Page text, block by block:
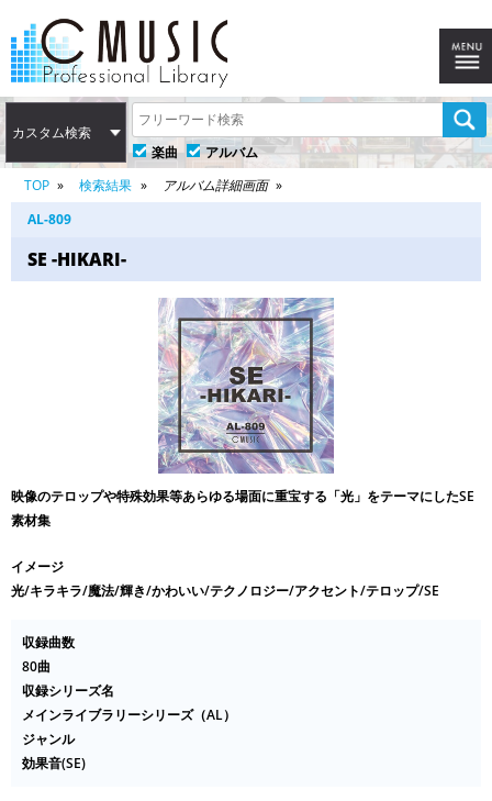
カスタム検索
楽曲
アルバム
TOP
検索結果
アルバム詳細画面
AL-809
SE -HIKARI-
映像のテロップや特殊効果等あらゆる場面に重宝する「光」をテーマにしたSE
素材集
イメージ
光/キラキラ/魔法/輝き/かわいい/テクノロジー/アクセント/テロップ/SE
収録曲数
80曲
収録シリーズ名
メインライブラリーシリーズ（AL）
ジャンル
効果音(SE)